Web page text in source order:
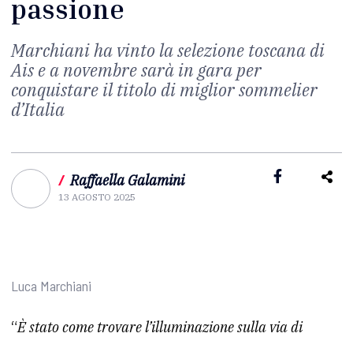
passione
Marchiani ha vinto la selezione toscana di
Ais e a novembre sarà in gara per
conquistare il titolo di miglior sommelier
d’Italia
/ Raffaella Galamini
13 AGOSTO 2025
Luca Marchiani
“È stato come trovare l’illuminazione sulla via di